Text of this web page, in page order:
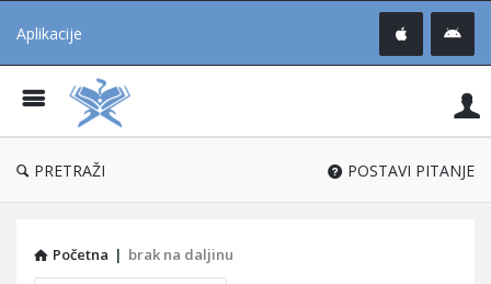
Aplikacije
®
PRETRAŽI POSTAVI PITANJE
Početna | brak na daljinu